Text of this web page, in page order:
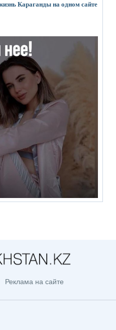
Караганды на одном сайте
Реклама на сайте